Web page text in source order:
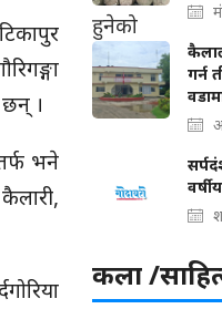
।
भने
गर्न
कला /